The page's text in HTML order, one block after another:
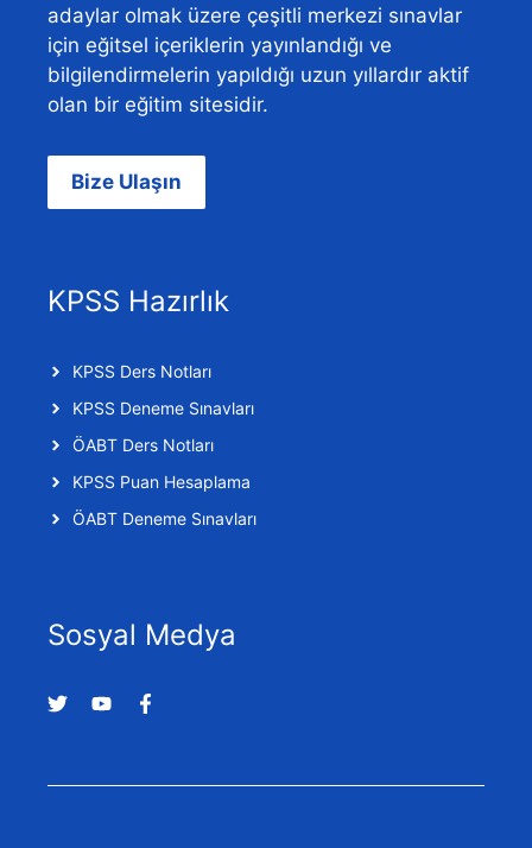
adaylar olmak üzere çeşitli merkezi sınavlar
için eğitsel içeriklerin yayınlandığı ve
bilgilendirmelerin yapıldığı uzun yıllardır aktif
olan bir eğitim sitesidir.
Bize Ulaşın
KPSS Hazırlık
KPSS Ders Notları
KPSS Deneme Sınavları
ÖABT Ders Notları
KPSS Puan Hesaplama
ÖABT Deneme Sınavları
Sosyal Medya